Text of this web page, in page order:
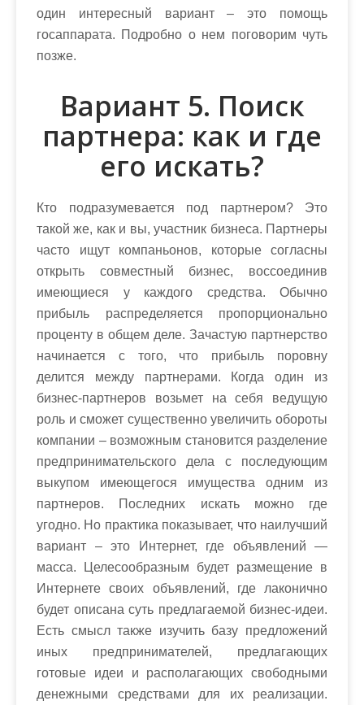
один интересный вариант – это помощь
госаппарата. Подробно о нем поговорим чуть
позже.
Вариант 5. Поиск
партнера: как и где
его искать?
Кто подразумевается под партнером? Это
такой же, как и вы, участник бизнеса. Партнеры
часто ищут компаньонов, которые согласны
открыть совместный бизнес, воссоединив
имеющиеся у каждого средства. Обычно
прибыль распределяется пропорционально
проценту в общем деле. Зачастую партнерство
начинается с того, что прибыль поровну
делится между партнерами. Когда один из
бизнес-партнеров возьмет на себя ведущую
роль и сможет существенно увеличить обороты
компании – возможным становится разделение
предпринимательского дела с последующим
выкупом имеющегося имущества одним из
партнеров. Последних искать можно где
угодно. Но практика показывает, что наилучший
вариант – это Интернет, где объявлений —
масса. Целесообразным будет размещение в
Интернете своих объявлений, где лаконично
будет описана суть предлагаемой бизнес-идеи.
Есть смысл также изучить базу предложений
иных предпринимателей, предлагающих
готовые идеи и располагающих свободными
денежными средствами для их реализации.